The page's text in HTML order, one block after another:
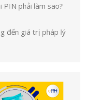
PIN phải làm sao?
đến giá trị pháp lý